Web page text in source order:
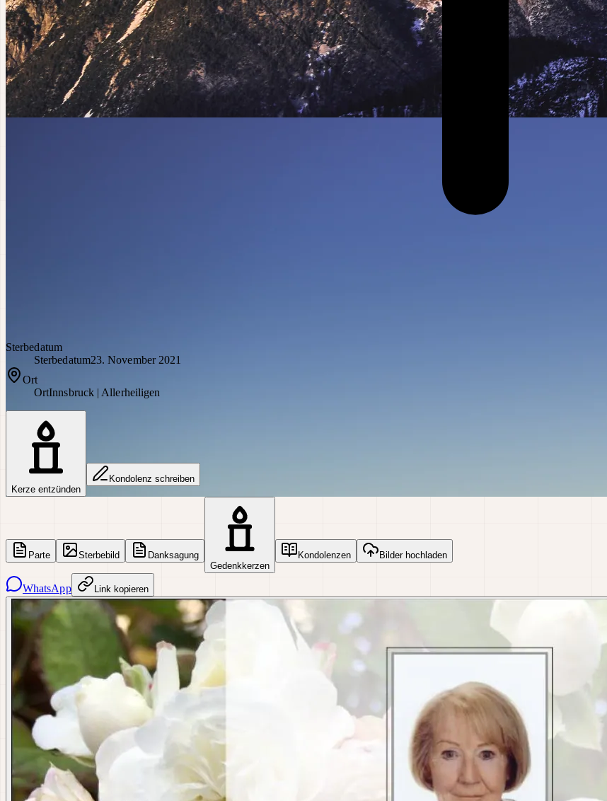
Sterbedatum
Sterbedatum23. November 2021
Ort
OrtInnsbruck | Allerheiligen
Kerze entzünden
Kondolenz schreiben
Parte Sterbebild
Danksagung
Gedenkkerzen
Kondolenzen Bilder hochladen
WhatsApp Link kopieren